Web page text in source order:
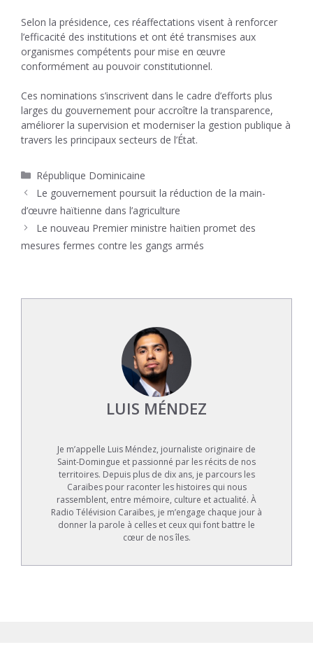
Selon la présidence, ces réaffectations visent à renforcer
l’efficacité des institutions et ont été transmises aux
organismes compétents pour mise en œuvre
conformément au pouvoir constitutionnel.
Ces nominations s’inscrivent dans le cadre d’efforts plus
larges du gouvernement pour accroître la transparence,
améliorer la supervision et moderniser la gestion publique à
travers les principaux secteurs de l’État.
Catégories
République Dominicaine
Le gouvernement poursuit la réduction de la main-
d’œuvre haïtienne dans l’agriculture
Le nouveau Premier ministre haïtien promet des
mesures fermes contre les gangs armés
LUIS MÉNDEZ
Je m’appelle Luis Méndez, journaliste originaire de
Saint-Domingue et passionné par les récits de nos
territoires. Depuis plus de dix ans, je parcours les
Caraïbes pour raconter les histoires qui nous
rassemblent, entre mémoire, culture et actualité. À
Radio Télévision Caraïbes, je m’engage chaque jour à
donner la parole à celles et ceux qui font battre le
cœur de nos îles.